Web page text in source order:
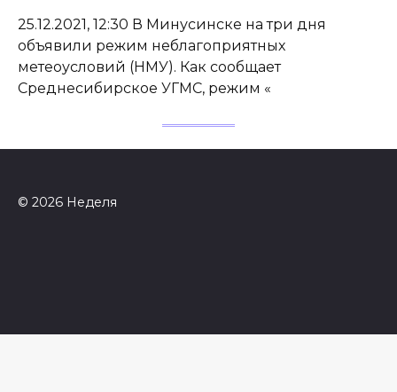
25.12.2021, 12:30 В Минусинске на три дня
объявили режим неблагоприятных
метеоусловий (НМУ). Как сообщает
Среднесибирское УГМС, режим «
© 2026 Неделя